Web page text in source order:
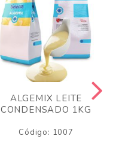
ALGEMIX LEITE
CONDENSADO 1KG
Código: 1007